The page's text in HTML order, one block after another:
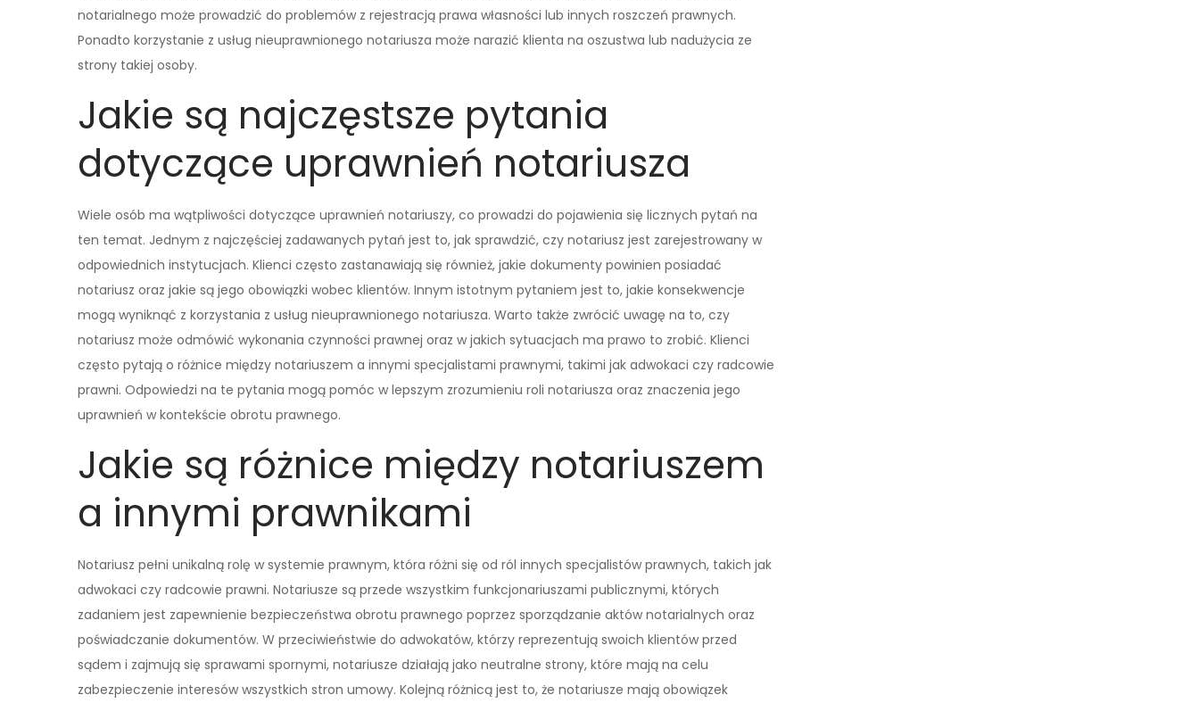
notarialnego może prowadzić do problemów z rejestracją prawa własności lub innych roszczeń prawnych.
Ponadto korzystanie z usług nieuprawnionego notariusza może narazić klienta na oszustwa lub nadużycia ze
strony takiej osoby.
Jakie są najczęstsze pytania
dotyczące uprawnień notariusza
Wiele osób ma wątpliwości dotyczące uprawnień notariuszy, co prowadzi do pojawienia się licznych pytań na
ten temat. Jednym z najczęściej zadawanych pytań jest to, jak sprawdzić, czy notariusz jest zarejestrowany w
odpowiednich instytucjach. Klienci często zastanawiają się również, jakie dokumenty powinien posiadać
notariusz oraz jakie są jego obowiązki wobec klientów. Innym istotnym pytaniem jest to, jakie konsekwencje
mogą wyniknąć z korzystania z usług nieuprawnionego notariusza. Warto także zwrócić uwagę na to, czy
notariusz może odmówić wykonania czynności prawnej oraz w jakich sytuacjach ma prawo to zrobić. Klienci
często pytają o różnice między notariuszem a innymi specjalistami prawnymi, takimi jak adwokaci czy radcowie
prawni. Odpowiedzi na te pytania mogą pomóc w lepszym zrozumieniu roli notariusza oraz znaczenia jego
uprawnień w kontekście obrotu prawnego.
Jakie są różnice między notariuszem
a innymi prawnikami
Notariusz pełni unikalną rolę w systemie prawnym, która różni się od ról innych specjalistów prawnych, takich jak
adwokaci czy radcowie prawni. Notariusze są przede wszystkim funkcjonariuszami publicznymi, których
zadaniem jest zapewnienie bezpieczeństwa obrotu prawnego poprzez sporządzanie aktów notarialnych oraz
poświadczanie dokumentów. W przeciwieństwie do adwokatów, którzy reprezentują swoich klientów przed
sądem i zajmują się sprawami spornymi, notariusze działają jako neutralne strony, które mają na celu
zabezpieczenie interesów wszystkich stron umowy. Kolejną różnicą jest to, że notariusze mają obowiązek